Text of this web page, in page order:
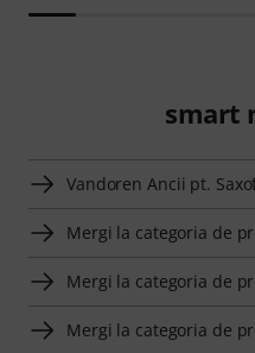
smart
Vandoren Ancii pt.
Mergi la categoria de
Mergi la categoria de
Mergi la categoria de